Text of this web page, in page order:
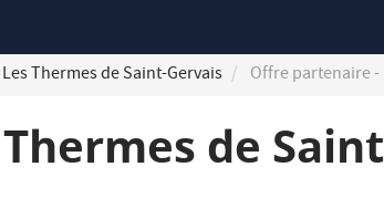
Thermes de Saint-Gervais Offre partenaire -
de